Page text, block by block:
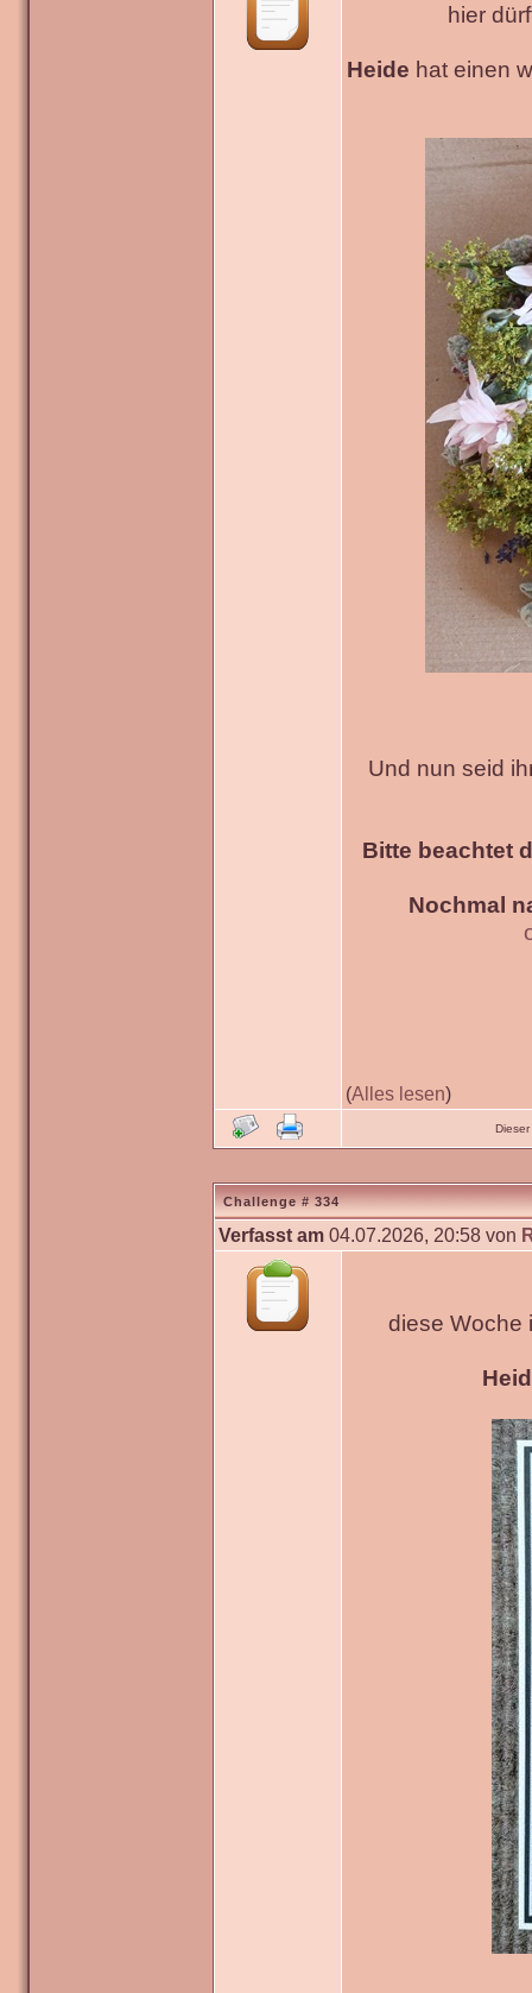
hier
Heide hat einen
Und nun seid
Bitte beachtet
Nochmal
(Alles lesen)
Challenge # 334
Verfasst am 04.07.2026, 20:58 von
diese Woche